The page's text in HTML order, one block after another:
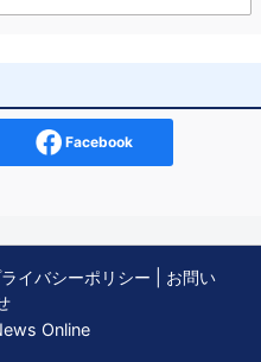
Facebook
イバシーポリシー
お問い
Online